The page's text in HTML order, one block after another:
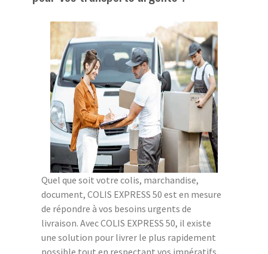
Quel que soit votre colis, marchandise,
document, COLIS EXPRESS 50 est en mesure
de répondre à vos besoins urgents de
livraison. Avec COLIS EXPRESS 50, il existe
une solution pour livrer le plus rapidement
possible tout en respectant vos impératifs